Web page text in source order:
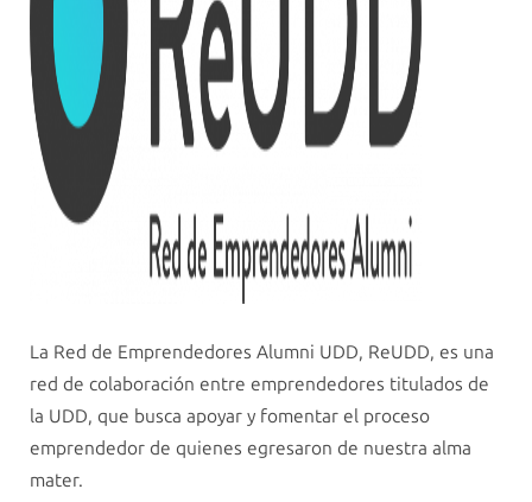
La Red de Emprendedores Alumni UDD, ReUDD, es una
red de colaboración entre emprendedores titulados de
la UDD, que busca apoyar y fomentar el proceso
emprendedor de quienes egresaron de nuestra alma
mater.